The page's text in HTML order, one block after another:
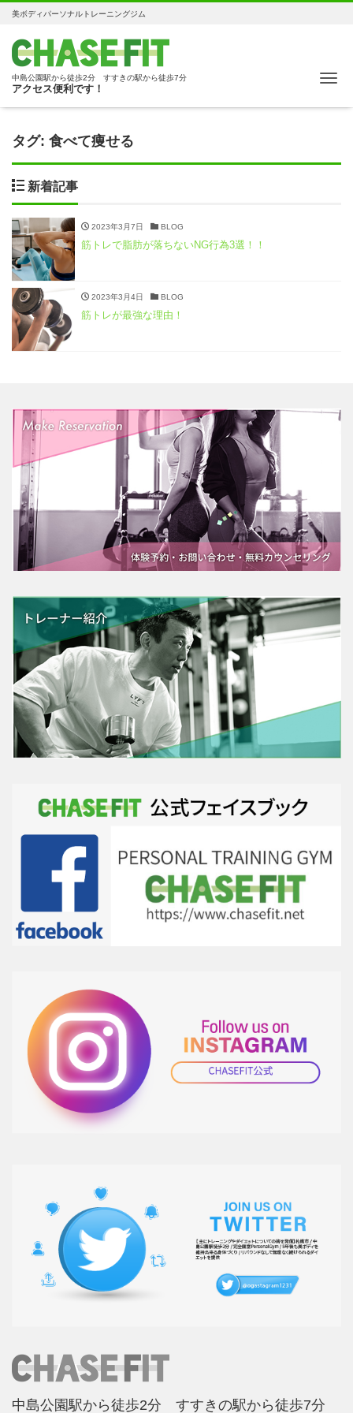
美ボディパーソナルトレーニングジム
中島公園駅から徒歩2分 すすきの駅から徒歩7分
アクセス便利です！
タグ: 食べて痩せる
新着記事
2023年3月7日 BLOG
筋トレで脂肪が落ちないNG行為3選！！
2023年3月4日 BLOG
筋トレが最強な理由！
中島公園駅から徒歩2分 すすきの駅から徒歩7分